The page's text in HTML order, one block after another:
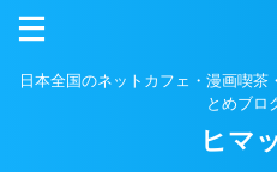
日本全国のネットカフェ・漫画喫茶
とめブロ
ヒマ